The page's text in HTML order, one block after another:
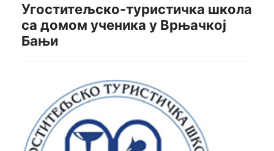
Угоститељско-туристичка школа
са домом ученика у Врњачкој
Бањи